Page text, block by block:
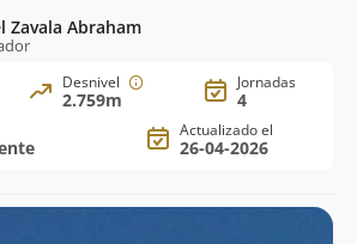
Zavala Abraham
Desnivel
2.759m
Jornadas
4
Actualizado el
26-04-2026